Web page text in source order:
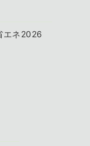
エネ2026